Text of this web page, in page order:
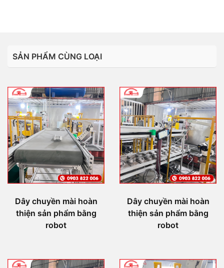
SẢN PHẨM CÙNG LOẠI
Dây chuyền mài hoàn
thiện sản phẩm bằng
robot
Dây chuyền mài hoàn
thiện sản phẩm bằng
robot